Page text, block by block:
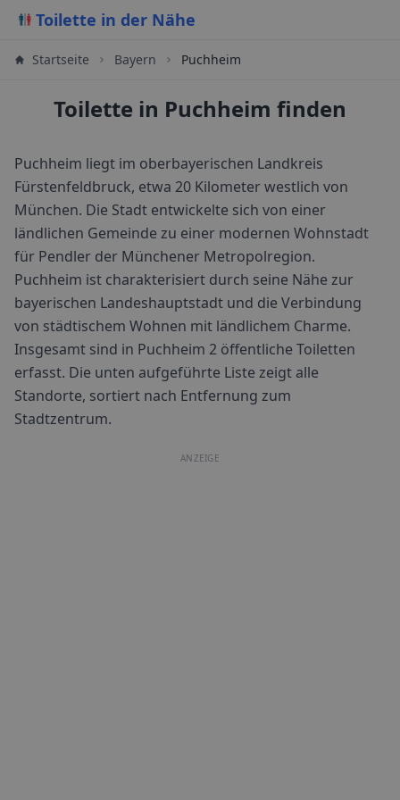
Toilette in der Nähe
Startseite Bayern Puchheim
Toilette in Puchheim finden
Puchheim liegt im oberbayerischen Landkreis
Fürstenfeldbruck, etwa 20 Kilometer westlich von
München. Die Stadt entwickelte sich von einer
ländlichen Gemeinde zu einer modernen Wohnstadt
für Pendler der Münchener Metropolregion.
Puchheim ist charakterisiert durch seine Nähe zur
bayerischen Landeshauptstadt und die Verbindung
von städtischem Wohnen mit ländlichem Charme.
Insgesamt sind in Puchheim 2 öffentliche Toiletten
erfasst. Die unten aufgeführte Liste zeigt alle
Standorte, sortiert nach Entfernung zum
Stadtzentrum.
ANZEIGE